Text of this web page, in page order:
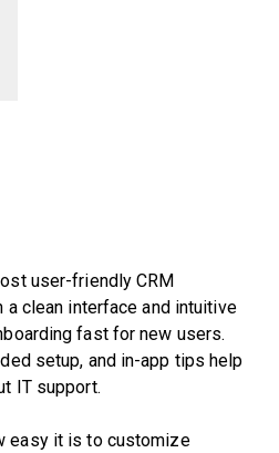
user-friendly CRM
a clean interface and intuitive
fast for new users.
setup, and in-app tips help
IT support.
easy it is to customize